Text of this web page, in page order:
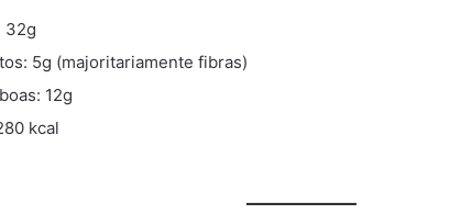
32g
5g (majoritariamente fibras)
12g
kcal